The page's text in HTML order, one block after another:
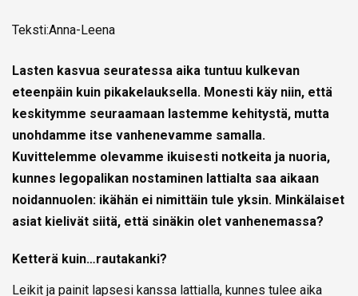
Teksti:Anna-Leena
Lasten kasvua seuratessa aika tuntuu kulkevan
eteenpäin kuin pikakelauksella. Monesti käy niin, että
keskitymme seuraamaan lastemme kehitystä, mutta
unohdamme itse vanhenevamme samalla.
Kuvittelemme olevamme ikuisesti notkeita ja nuoria,
kunnes legopalikan nostaminen lattialta saa aikaan
noidannuolen: ikähän ei nimittäin tule yksin. Minkälaiset
asiat kielivät siitä, että sinäkin olet vanhenemassa?
Ketterä kuin…rautakanki?
Leikit ja painit lapsesi kanssa lattialla, kunnes tulee aika